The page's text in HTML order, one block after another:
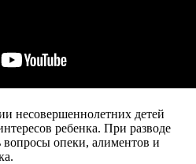
несовершеннолетних детей
ребенка. При разводе
вопросы опеки, алиментов и